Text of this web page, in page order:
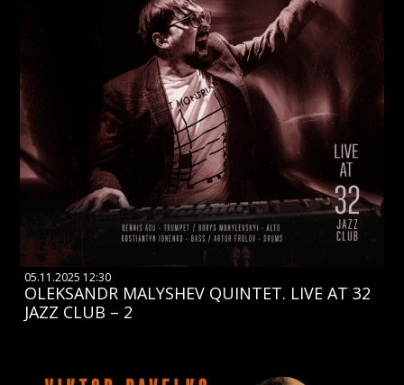
05.11.2025 12:30
OLEKSANDR MALYSHEV QUINTET. LIVE AT 32
JAZZ CLUB – 2